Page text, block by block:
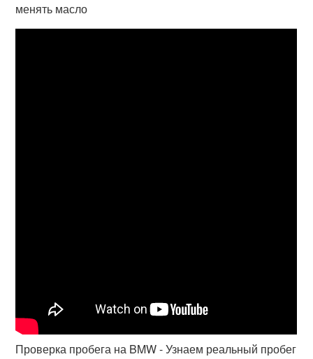
менять масло
Проверка пробега на BMW - Узнаем реальный пробег